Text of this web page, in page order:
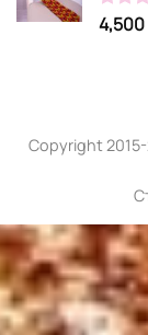
4,500
Copyright